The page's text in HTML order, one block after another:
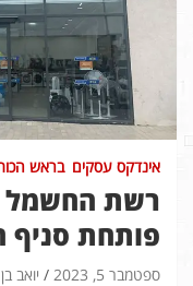
אינדקס עסקים בראש
רשת החשמל
פותחת סניף
ספטמבר 5, 2023 יואב